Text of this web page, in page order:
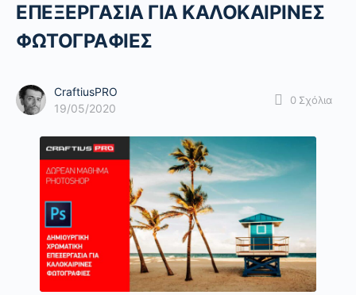
ΕΠΕΞΕΡΓΑΣΙΑ ΓΙΑ ΚΑΛΟΚΑΙΡΙΝΕΣ
ΦΩΤΟΓΡΑΦΙΕΣ
CraftiusPRO
19/05/2020
0 Σχόλια